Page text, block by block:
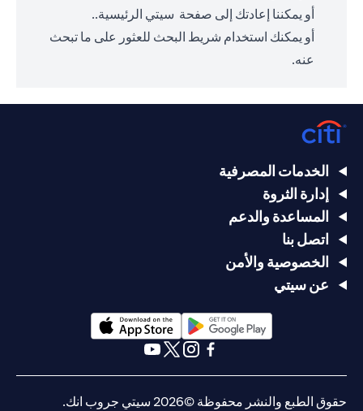
أو يمكننا إعادتك إلى صفحة سيتي الرئيسية..
أو يمكنك استخدام شريط البحث للعثور على ما تبحث
عنه.
الخدمات المصرفية
إدارة الثروة
المساعدة والدعم
اتصل بنا
الخصوصية والأمن
عن سيتي
opens in a new tab
opens in a new tab
حقوق الطبع والنشر محفوظة ©2026 سيتي جروب انك.